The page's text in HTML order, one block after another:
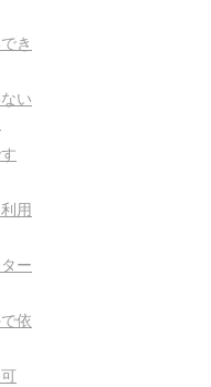
き
い
用
ー
依